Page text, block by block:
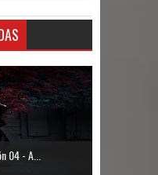
- A...